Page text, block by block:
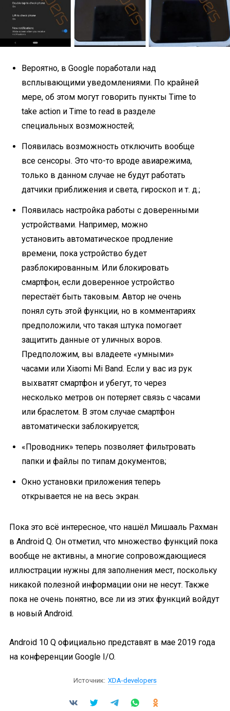
Вероятно, в Google поработали над
всплывающими уведомлениями. По крайней
мере, об этом могут говорить пункты Time to
take action и Time to read в разделе
специальных возможностей;
Появилась возможность отключить вообще
все сенсоры. Это что-то вроде авиарежима,
только в данном случае не будут работать
датчики приближения и света, гироскоп и т. д.;
Появилась настройка работы с доверенными
устройствами. Например, можно
установить автоматическое продление
времени, пока устройство будет
разблокированным. Или блокировать
смартфон, если доверенное устройство
перестаёт быть таковым. Автор не очень
понял суть этой функции, но в комментариях
предположили, что такая штука помогает
защитить данные от уличных воров.
Предположим, вы владеете «умными»
часами или Xiaomi Mi Band. Если у вас из рук
выхватят смартфон и убегут, то через
несколько метров он потеряет связь с часами
или браслетом. В этом случае смартфон
автоматически заблокируется;
«Проводник» теперь позволяет фильтровать
папки и файлы по типам документов;
Окно установки приложения теперь
открывается не на весь экран.
Пока это всё интересное, что нашёл Мишааль Рахман
в Android Q. Он отметил, что множество функций пока
вообще не активны, а многие сопровождающиеся
иллюстрации нужны для заполнения мест, поскольку
никакой полезной информации они не несут. Также
пока не очень понятно, все ли из этих функций войдут
в новый Android.
Android 10 Q официально представят в мае 2019 года
на конференции Google I/O.
Источник: XDA-developers